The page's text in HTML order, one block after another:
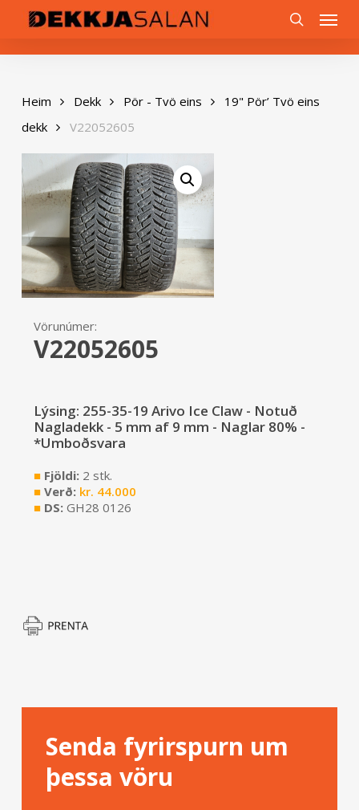
content
Menu
Heim Dekk Pör - Tvö eins
19" Pör’ Tvö eins
dekk
V22052605
Vörunúmer:
V22052605
Lýsing: 255-35-19 Arivo Ice Claw - Notuð
Nagladekk - 5 mm af 9 mm - Naglar 80% -
*Umboðsvara
■Fjöldi: 2 stk.
■Verð: kr. 44.000
■DS: GH28 0126
Senda fyrirspurn um
þessa vöru